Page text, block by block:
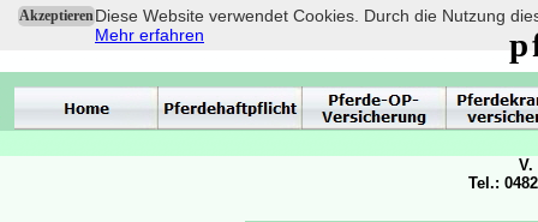
AkzeptierenDiese Website verwendet Cookies. Durch die Nutzung
Mehr erfahren
V.
Tel.: